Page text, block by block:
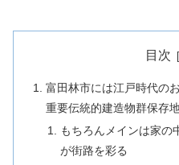
目次
富田林市には江戸時代の
重要伝統的建造物群保存
もちろんメインは家の
が街路を彩る